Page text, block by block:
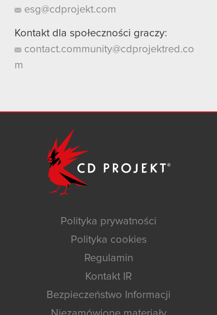
esg@cdprojekt.com
Kontakt dla społeczności graczy:
contact.community@cdprojektred.co
m
Polityka prywatności
Polityka cookies
Regulamin
Kontakt IR
Bezpieczeństwo Informacji